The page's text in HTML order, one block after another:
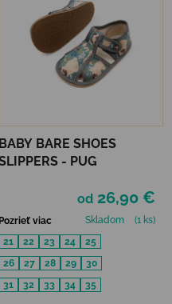
BABY BARE SHOES
- PUG
od 26,90 €
Pozrieť viac Skladom
(1 ks)
21
22 23 24
25
26
27 28 29
30
31
32 33 34 35